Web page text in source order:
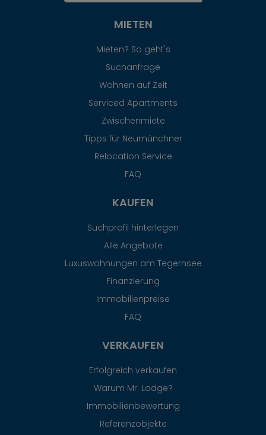
MIETEN
Mieten? So geht's
Suchanfrage
Wohnen auf Zeit
Serviced Apartments
Zwischenmiete
Tipps für Neumünchner
Relocation Service
FAQ
KAUFEN
Suchprofil hinterlegen
Alle Angebote
Luxuswohnungen am Tegernsee
Finanzierung
Immobilienpreise
FAQ
VERKAUFEN
Erfolgreich verkaufen
Warum Mr. Lodge?
Immobilienbewertung
Referenzobjekte